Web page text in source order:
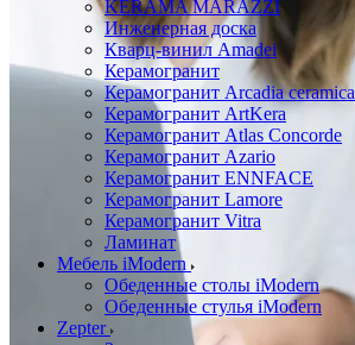
KERAMA MARAZZI
Инженерная доска
Кварц-винил Amadei
Керамогранит
Керамогранит Arcadia ceramica
Керамогранит ArtKera
Керамогранит Atlas Concorde
Керамогранит Azario
Керамогранит ENNFACE
Керамогранит Lamore
Керамогранит Vitra
Ламинат
Мебель iModern
Обеденные столы iModern
Обеденные стулья iModern
Zepter